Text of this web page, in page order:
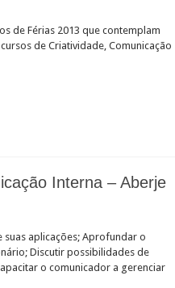
de Férias 2013 que contemplam
de Criatividade, Comunicação
Interna – Aberje
aplicações; Aprofundar o
Discutir possibilidades de
o comunicador a gerenciar